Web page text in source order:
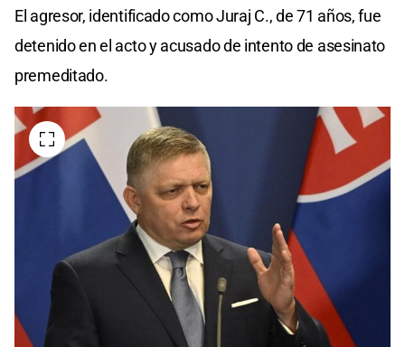
El agresor, identificado como Juraj C., de 71 años, fue
detenido en el acto y acusado de intento de asesinato
premeditado.